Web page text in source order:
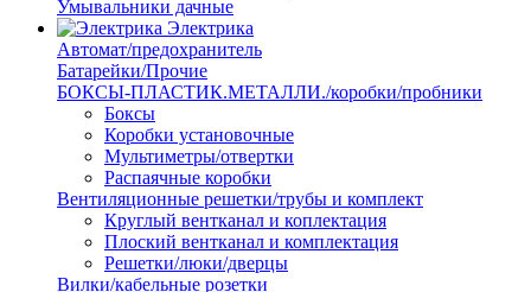
Умывальники дачные
Электрика
Автомат/предохранитель
Батарейки/Прочие
БОКСЫ-ПЛАСТИК.МЕТАЛЛИ./коробки/пробники
Боксы
Коробки установочные
Мультиметры/отвертки
Распаячные коробки
Вентиляционные решетки/трубы и комплект
Круглый вентканал и коплектация
Плоский вентканал и комплектация
Решетки/люки/дверцы
Вилки/кабельные розетки